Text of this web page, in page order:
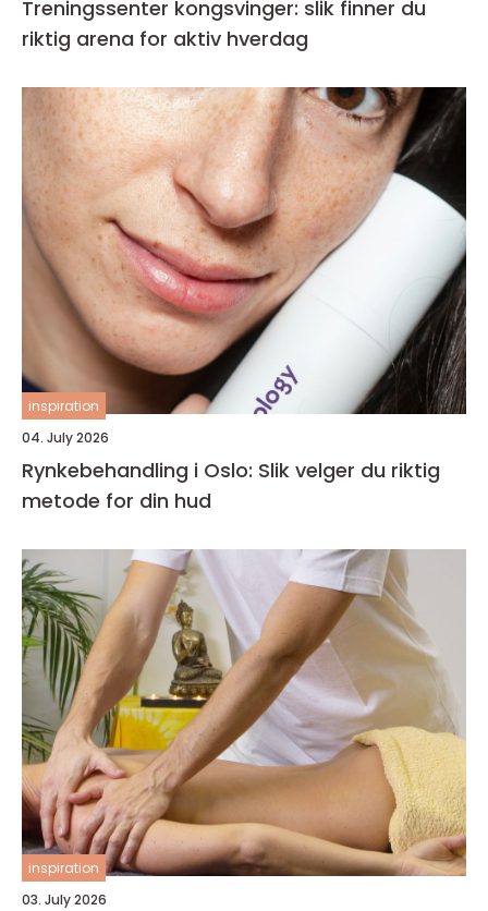
Treningssenter kongsvinger: slik finner du
riktig arena for aktiv hverdag
inspiration
04. July 2026
Rynkebehandling i Oslo: Slik velger du riktig
metode for din hud
inspiration
03. July 2026